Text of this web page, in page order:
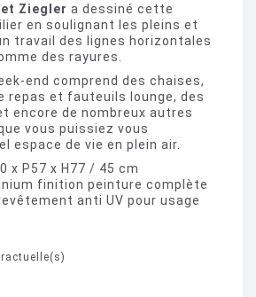
Ziegler a dessiné cette
en soulignant les pleins et
travail des lignes horizontales
des rayures.
end comprend des chaises,
repas et fauteuils lounge, des
encore de nombreux autres
vous puissiez vous
espace de vie en plein air.
x P57 x H77 / 45 cm
finition peinture complète
anti UV pour usage